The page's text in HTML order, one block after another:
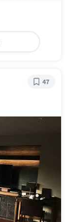
47